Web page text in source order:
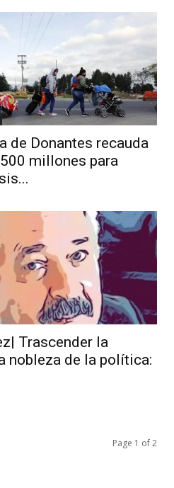
de Donantes recauda
millones para
Trascender la
nobleza de la política:
Page 1 of 2